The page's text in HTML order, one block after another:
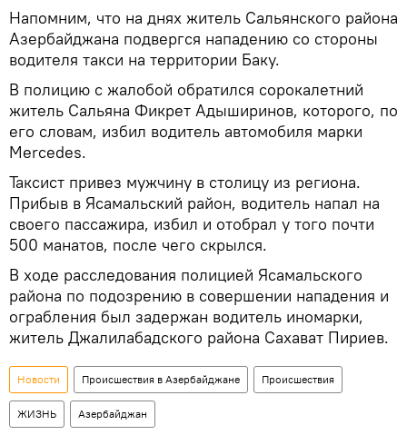
Напомним, что на днях житель Сальянского района
Азербайджана подвергся нападению со стороны
водителя такси на территории Баку.
В полицию с жалобой обратился сорокалетний
житель Сальяна Фикрет Адыширинов, которого, по
его словам, избил водитель автомобиля марки
Mercedes.
Таксист привез мужчину в столицу из региона.
Прибыв в Ясамальский район, водитель напал на
своего пассажира, избил и отобрал у того почти
500 манатов, после чего скрылся.
В ходе расследования полицией Ясамальского
района по подозрению в совершении нападения и
ограбления был задержан водитель иномарки,
житель Джалилабадского района Сахават Пириев.
Новости Происшествия в Азербайджане Происшествия
ЖИЗНЬ Азербайджан